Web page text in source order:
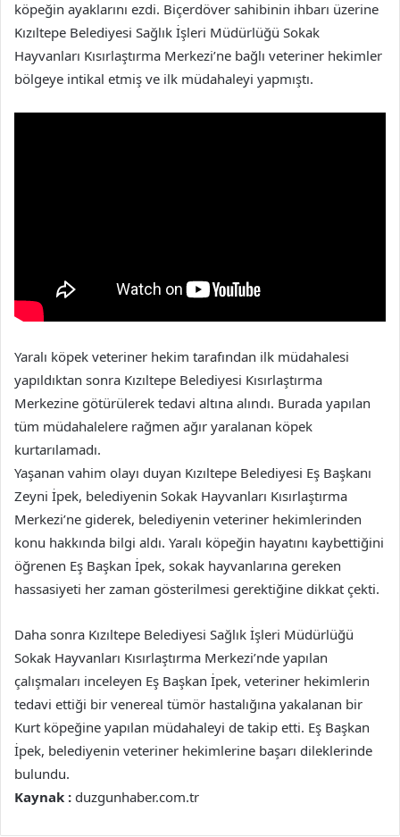
köpeğin ayaklarını ezdi. Biçerdöver sahibinin ihbarı üzerine
Kızıltepe Belediyesi Sağlık İşleri Müdürlüğü Sokak
Hayvanları Kısırlaştırma Merkezi’ne bağlı veteriner hekimler
bölgeye intikal etmiş ve ilk müdahaleyi yapmıştı.
Yaralı köpek veteriner hekim tarafından ilk müdahalesi
yapıldıktan sonra Kızıltepe Belediyesi Kısırlaştırma
Merkezine götürülerek tedavi altına alındı. Burada yapılan
tüm müdahalelere rağmen ağır yaralanan köpek
kurtarılamadı.
Yaşanan vahim olayı duyan Kızıltepe Belediyesi Eş Başkanı
Zeyni İpek, belediyenin Sokak Hayvanları Kısırlaştırma
Merkezi’ne giderek, belediyenin veteriner hekimlerinden
konu hakkında bilgi aldı. Yaralı köpeğin hayatını kaybettiğini
öğrenen Eş Başkan İpek, sokak hayvanlarına gereken
hassasiyeti her zaman gösterilmesi gerektiğine dikkat çekti.
Daha sonra Kızıltepe Belediyesi Sağlık İşleri Müdürlüğü
Sokak Hayvanları Kısırlaştırma Merkezi’nde yapılan
çalışmaları inceleyen Eş Başkan İpek, veteriner hekimlerin
tedavi ettiği bir venereal tümör hastalığına yakalanan bir
Kurt köpeğine yapılan müdahaleyi de takip etti. Eş Başkan
İpek, belediyenin veteriner hekimlerine başarı dileklerinde
bulundu.
Kaynak : duzgunhaber.com.tr